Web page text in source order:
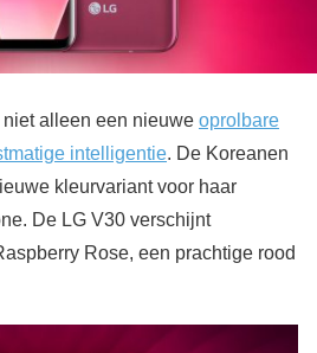
alleen een nieuwe oprolbare
intelligentie. De Koreanen
kleurvariant voor haar
De LG V30 verschijnt
Rose, een prachtige rood